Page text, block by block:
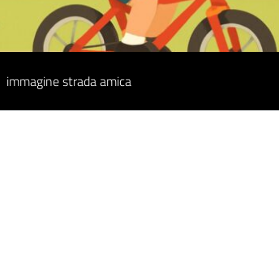
immagine strada amica